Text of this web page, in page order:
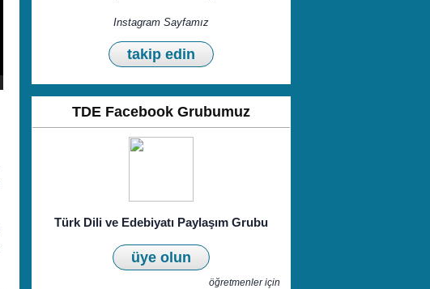
Instagram Sayfamız
takip edin
TDE Facebook Grubumuz
Türk Dili ve Edebiyatı Paylaşım Grubu
üye olun
öğretmenler için